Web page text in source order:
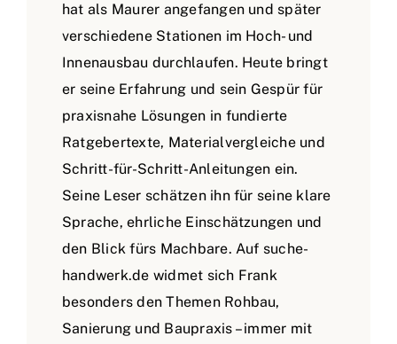
hat als Maurer angefangen und später
verschiedene Stationen im Hoch- und
Innenausbau durchlaufen. Heute bringt
er seine Erfahrung und sein Gespür für
praxisnahe Lösungen in fundierte
Ratgebertexte, Materialvergleiche und
Schritt-für-Schritt-Anleitungen ein.
Seine Leser schätzen ihn für seine klare
Sprache, ehrliche Einschätzungen und
den Blick fürs Machbare. Auf suche-
handwerk.de widmet sich Frank
besonders den Themen Rohbau,
Sanierung und Baupraxis – immer mit